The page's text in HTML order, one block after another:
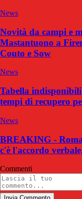
News
Novità da campi e
Mastantuono a
Couto e Sow
News
Tabella
tempi di recupero
News
BREAKING -
c'è l'accordo
Commenti